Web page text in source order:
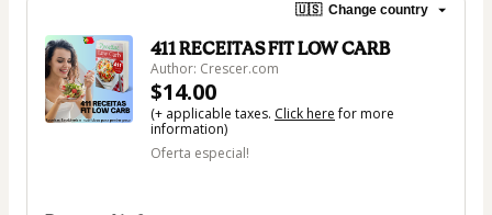
🇺🇸 Change country
411 RECEITAS FIT LOW CARB
Author: Crescer.com
$14.00
(+ applicable taxes. Click herefor more
information)
Oferta especial!